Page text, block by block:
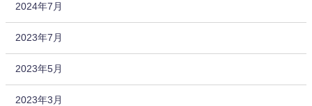
2024年7月
2023年7月
2023年5月
2023年3月